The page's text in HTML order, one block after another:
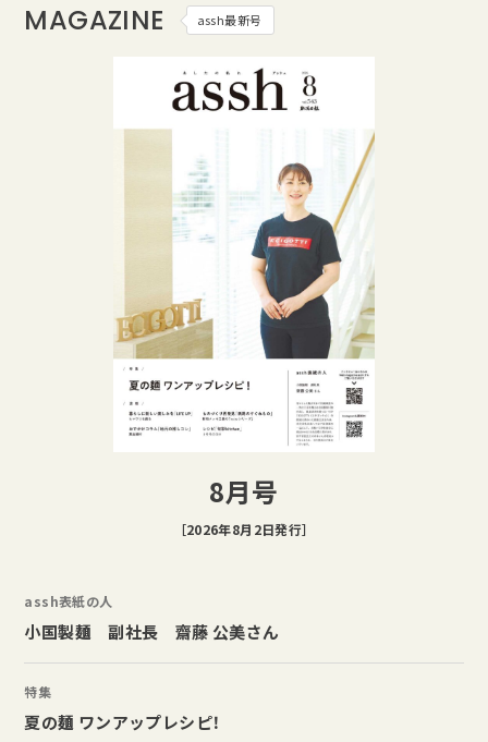
MAGAZINE assh最新号
8月号
［2026年8月2日発行］
assh表紙の人
小国製麺 副社長 齋藤 公美さん
特集
夏の麺 ワンアップレシピ！